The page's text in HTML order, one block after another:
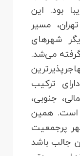
بود. این
مسیر
شهرهای
می‌شد.
ترکیب
جنوبی،
است. همین
پرجمعیت
جالب باشد